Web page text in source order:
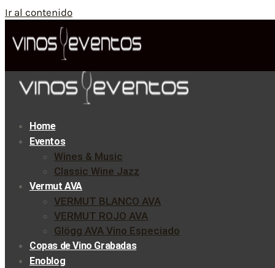
Ir al contenido
Home
Eventos
Wines & Music
Classic Wine Jazz
Vermut AVA
VERMUT BLANCO AVA
VERMUT ROJO AVA
Glögg AVA Vino Especiado
Copas de Vino Grabadas
Enoblog